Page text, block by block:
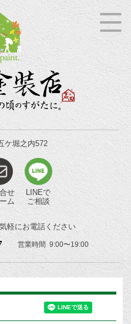
ケ堀之内572
せ
ム
LINEで
ご相談
軽にお電話ください
営業時間 9:00〜19:00